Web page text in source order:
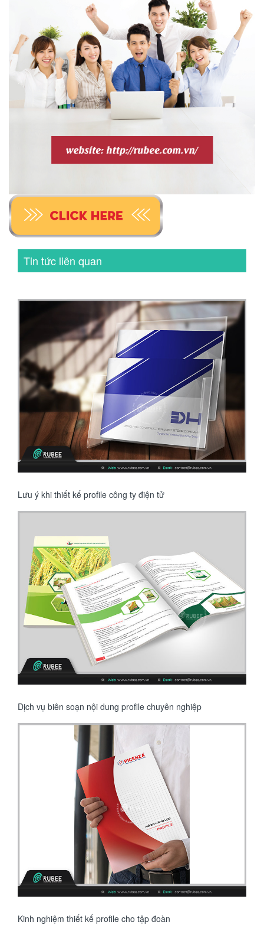
Tin tức liên quan
Lưu ý khi thiết kế profile công ty điện tử
Dịch vụ biên soạn nội dung profile chuyên nghiệp
Kinh nghiệm thiết kế profile cho tập đoàn